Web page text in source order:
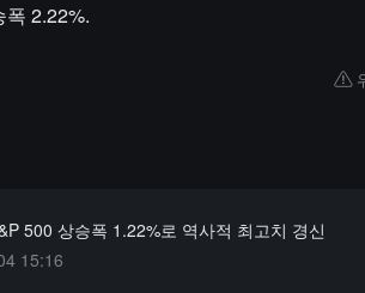
2.22%.
500 상승폭 1.22%로 역사적 최고치 경신
15:16